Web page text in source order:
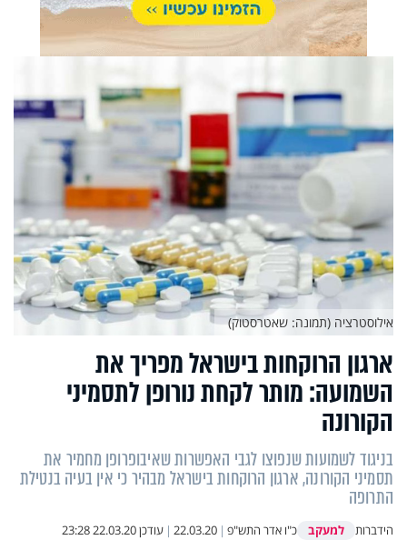
ארגון הרוקחות בישראל מפריך את
השמועה: מותר לקחת נורופן לתסמיני
הקורונה
בניגוד לשמועות שנפוצו לגבי האפשרות שאיבופרופן מחמיר את
תסמיני הקורונה, ארגון הרוקחות בישראל מבהיר כי אין בעיה בנטילת
התרופה
הידברות למעקב כ"ו אדר התש"פ |
22.03.20
| עודכן22.03.20 23:28
אילוסטרציה (תמונה: שאטרסטוק)